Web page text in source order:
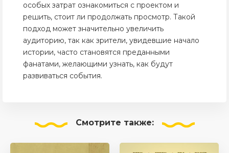
особых затрат ознакомиться с проектом и
решить, стоит ли продолжать просмотр. Такой
подход может значительно увеличить
аудиторию, так как зрители, увидевшие начало
истории, часто становятся преданными
фанатами, желающими узнать, как будут
развиваться события.
Смотрите также: